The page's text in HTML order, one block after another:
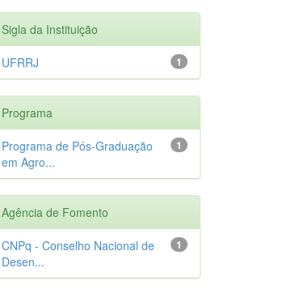
Sigla da Instituição
1
UFRRJ
Programa
1
Programa de Pós-Graduação
em Agro...
Agência de Fomento
1
CNPq - Conselho Nacional de
Desen...